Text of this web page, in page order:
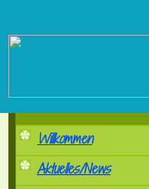
Willkommen
Aktuelles/News